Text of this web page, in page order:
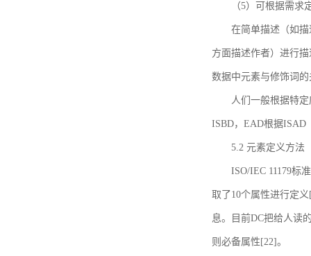
（5）可根据需求
在简单描述（如
方面描述作者）进行
数据中元素与修饰词
人们一般根据特
ISBD，EAD根据ISAD
5.2 元素定义方法
ISO/IEC 11179标
取了10个属性进行定
息。目前DC把给人读
则必备属性[22]。